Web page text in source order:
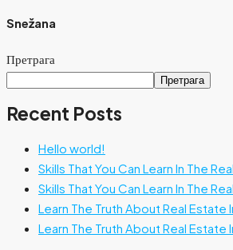
Snežana
Претрага
Претрага
Recent Posts
Hello world!
Skills That You Can Learn In The
Skills That You Can Learn In The
Learn The Truth About Real Estate
Learn The Truth About Real Estate